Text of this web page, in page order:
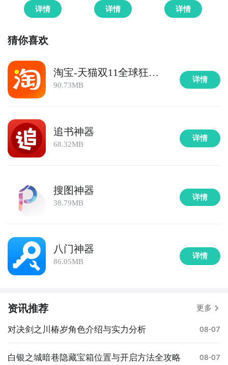
详情 详情 详情
猜你喜欢
淘宝-天猫双11全球狂欢
季
90.73MB
详情
追书神器
68.32MB
详情
搜图神器
38.79MB
详情
八门神器
86.05MB
详情
资讯推荐 更多
对决剑之川椿岁角色介绍与实力分析 08-07
白银之城暗巷隐藏宝箱位置与开启方法全攻略 08-07